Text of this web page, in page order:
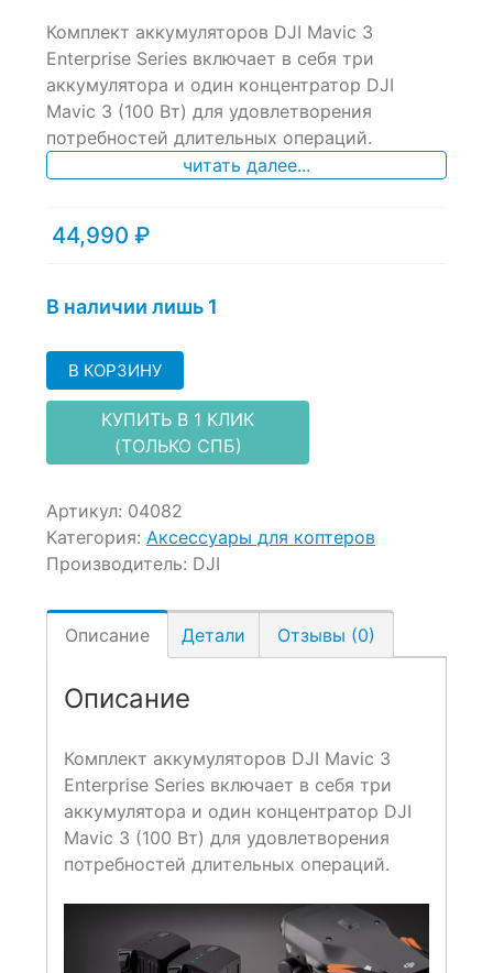
out
on
customer
ratings
Комплект аккумуляторов DJI Mavic 3
Enterprise Series включает в себя три
аккумулятора и один концентратор DJI
Mavic 3 (100 Вт) для удовлетворения
потребностей длительных операций.
читать далее...
44,990 ₽
В наличии лишь 1
В КОРЗИНУ
КУПИТЬ В 1 КЛИК
(ТОЛЬКО СПБ)
Артикул: 04082
Категория: Аксессуары для коптеров
Производитель: DJI
Описание Детали Отзывы (0)
Описание
Комплект аккумуляторов DJI Mavic 3
Enterprise Series включает в себя три
аккумулятора и один концентратор DJI
Mavic 3 (100 Вт) для удовлетворения
потребностей длительных операций.